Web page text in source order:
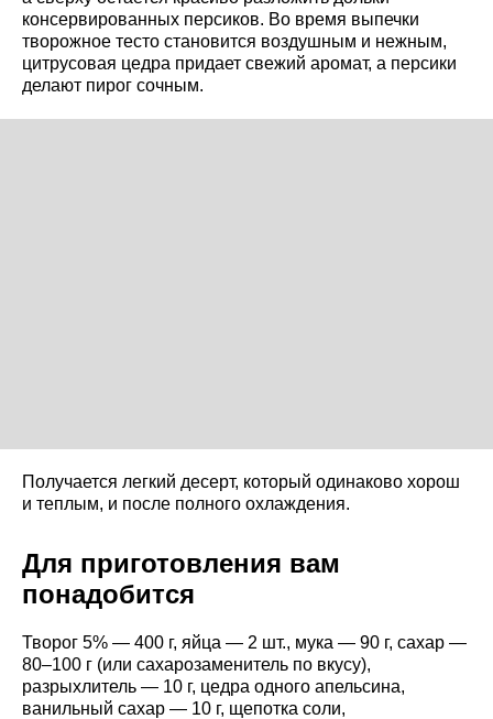
консервированных персиков. Во время выпечки
творожное тесто становится воздушным и нежным,
цитрусовая цедра придает свежий аромат, а персики
делают пирог сочным.
Получается легкий десерт, который одинаково хорош
и теплым, и после полного охлаждения.
Для приготовления вам
понадобится
Творог 5% — 400 г, яйца — 2 шт., мука — 90 г, сахар —
80–100 г (или сахарозаменитель по вкусу),
разрыхлитель — 10 г, цедра одного апельсина,
ванильный сахар — 10 г, щепотка соли,